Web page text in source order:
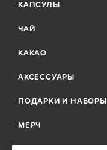
КАПСУЛЫ
ЧАЙ
КАКАО
АКСЕССУАРЫ
ПОДАРКИ И НАБОРЫ
МЕРЧ